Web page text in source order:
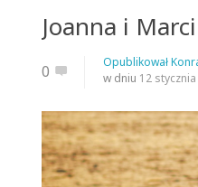
Joanna i
0 Opublikował
w dniu 12